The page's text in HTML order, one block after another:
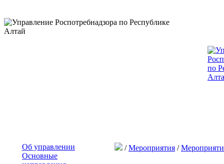
Об управлении
Основные
/Мероприятия /